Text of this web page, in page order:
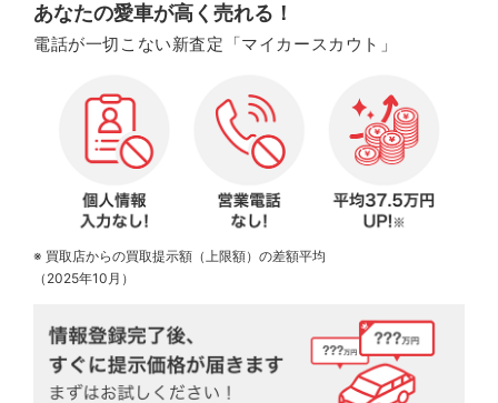
あなたの愛車が高く売れる！
電話が一切こない新査定「マイカースカウト」
※ 買取店からの買取提示額（上限額）の差額平均
（2025年10月）